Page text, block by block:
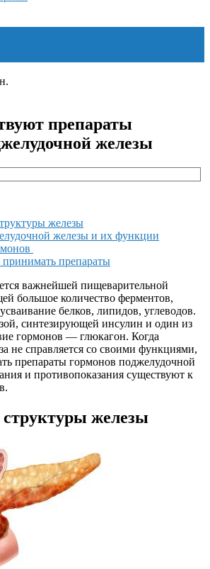
препараты
железы
железы
железы и их функции
препараты
важнейшей пищеварительной
большое количество ферментов,
белков, липидов, углеводов.
синтезирующей инсулин и один из
гормонов — глюкагон. Когда
не справляется со своими функциями,
препараты гормонов поджелудочной
и противопоказания существуют к
железы